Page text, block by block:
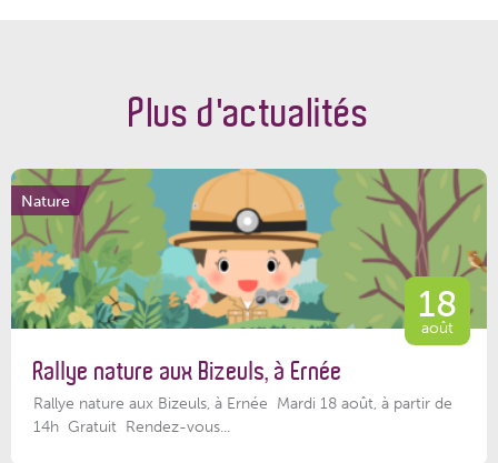
Plus d'actualités
Nature
18
août
Rallye nature aux Bizeuls, à Ernée
Rallye nature aux Bizeuls, à Ernée Mardi 18 août, à partir de
14h Gratuit Rendez-vous...